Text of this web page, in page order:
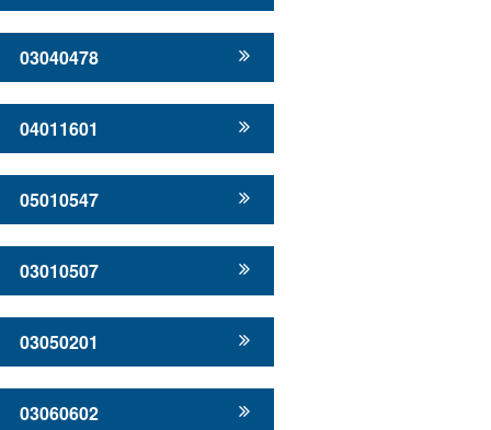
03040478
04011601
05010547
03010507
03050201
03060602